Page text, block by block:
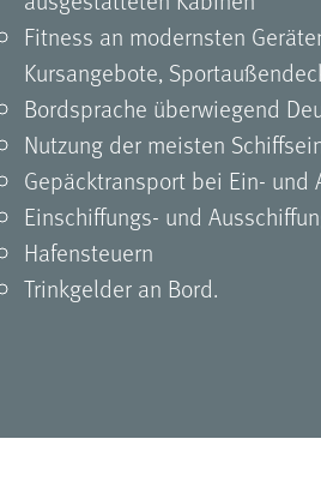
Fitness an modernsten
Kursangebote,
Bordsprache überwiegend
Nutzung der meisten
Gepäcktransport bei Ein- und
Einschiffungs- und
Hafensteuern
Trinkgelder an Bord.